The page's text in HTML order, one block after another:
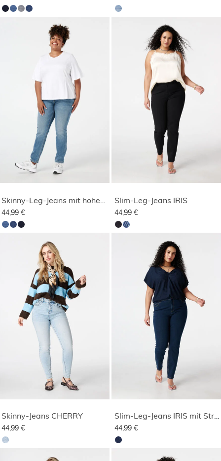
44,99 €
Slim-Leg-Jeans IRIS
44,99 €
Skinny-Jeans CHERRY
44,99 €
Slim-Leg-Jeans IRIS mit Stretch
44,99 €